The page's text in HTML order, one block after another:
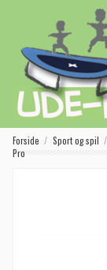
Forside Sport og spil
Pro